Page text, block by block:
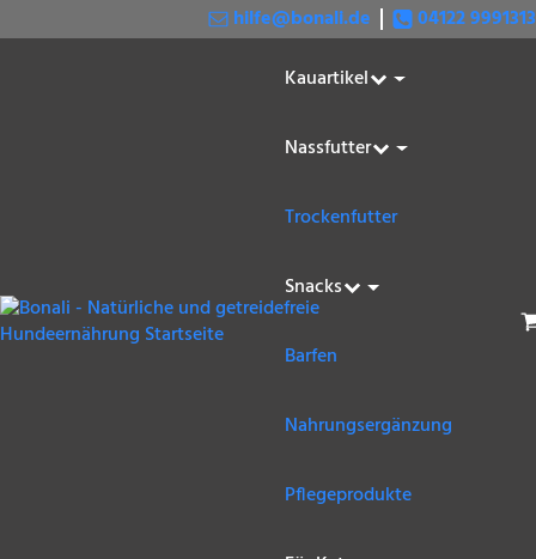
hilfe@bonali.de
04122 9991313
Kauartikel
Nassfutter
Trockenfutter
Snacks
Barfen
Nahrungsergänzung
Pflegeprodukte